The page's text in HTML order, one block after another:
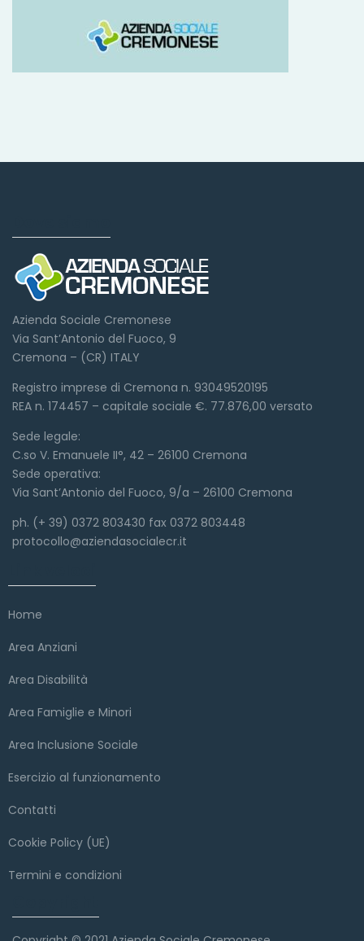
Azienda Sociale Cremonese
Via Sant’Antonio del Fuoco, 9
Cremona – (CR) ITALY
Registro imprese di Cremona n. 93049520195
REA n. 174457 – capitale sociale €. 77.876,00 versato
Sede legale:
C.so V. Emanuele II°, 42 – 26100 Cremona
Sede operativa:
Via Sant’Antonio del Fuoco, 9/a – 26100 Cremona
ph. (+ 39) 0372 803430 fax 0372 803448
protocollo@aziendasocialecr.it
Home
Area Anziani
Area Disabilità
Area Famiglie e Minori
Area Inclusione Sociale
Esercizio al funzionamento
Contatti
Cookie Policy (UE)
Termini e condizioni